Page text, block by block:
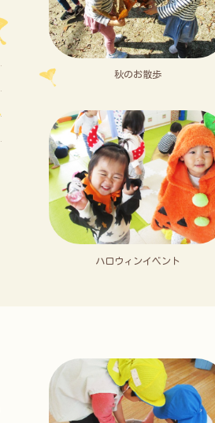
秋のお散歩
ハロウィンイベント